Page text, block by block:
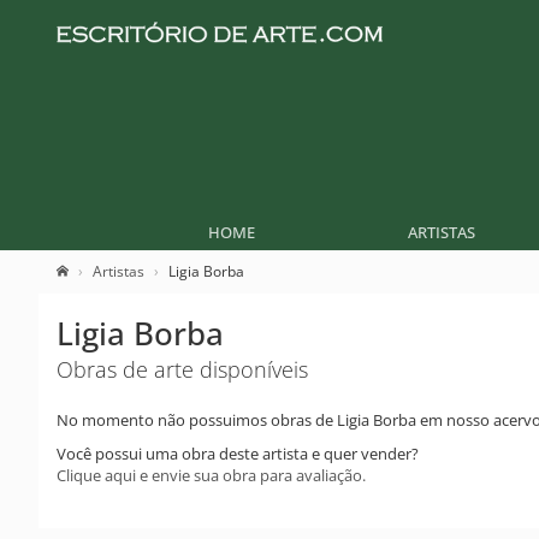
HOME ARTISTAS
Artistas Ligia Borba
Ligia Borba
Obras de arte disponíveis
No momento não possuimos obras de Ligia Borba em nosso
Você possui uma obra deste artista e quer vender?
Clique aqui e envie sua obra para avaliação.